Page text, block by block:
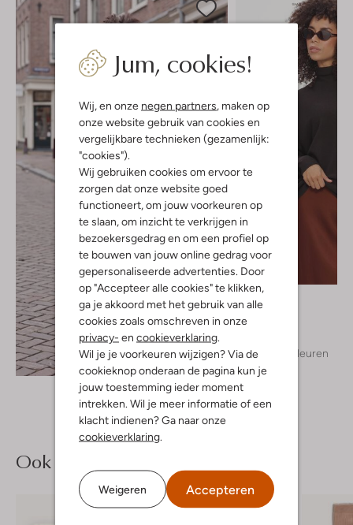
Jum, cookies!
Wij, en onze negen partners, maken op
onze website gebruik van cookies en
vergelijkbare technieken (gezamenlijk:
"cookies").
Wij gebruiken cookies om ervoor te
zorgen dat onze website goed
functioneert, om jouw voorkeuren op
te slaan, om inzicht te verkrijgen in
bezoekersgedrag en om een profiel op
te bouwen van jouw online gedrag voor
gepersonaliseerde advertenties. Door
op "Accepteer alle cookies" te klikken,
ga je akkoord met het gebruik van alle
cookies zoals omschreven in onze
privacy- en cookieverklaring.
Wil je je voorkeuren wijzigen? Via de
cookieknop onderaan de pagina kun je
jouw toestemming ieder moment
intrekken. Wil je meer informatie of een
klacht indienen? Ga naar onze
cookieverklaring.
Weigeren Accepteren
Ontdek de look
Nieuw
Drykorn
Trui
+ meer kleuren
Ook iets voor jou?